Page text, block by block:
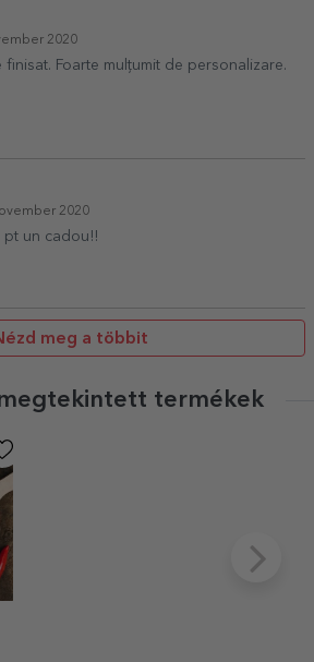
2020
Foarte mulțumit de personalizare.
2020
pt un cadou!!
meg a többit
termékek